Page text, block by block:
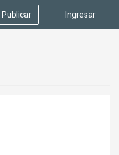
Ingresar
Publicar